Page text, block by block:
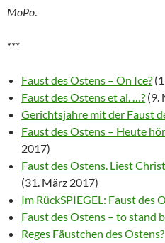
MoPo.
***
Faust des Ostens – On Ice?
Faust des Ostens et al. …? (9.
Gerichtsjahre mit der Faust
Faust des Ostens – Heute
2017)
Faust des Ostens. Liest
(31. März 2017)
Im RückSPIEGEL: Faust des
Faust des Ostens – to stand
Reges Fäustchen des Ostens?